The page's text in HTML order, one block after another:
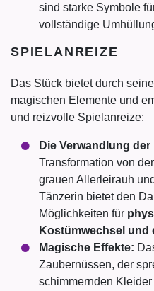
sind starke Symbole
vollständige
SPIELANREIZE
Das Stück bietet durch
magischen Elemente und
und reizvolle Spielanreize:
Die Verwandlung
Transformation von
grauen Allerleirauh
Tänzerin bietet den
Möglichkeiten für
Kostümwechsel und
Magische Effekte:
Zaubernüssen, der
schimmernden